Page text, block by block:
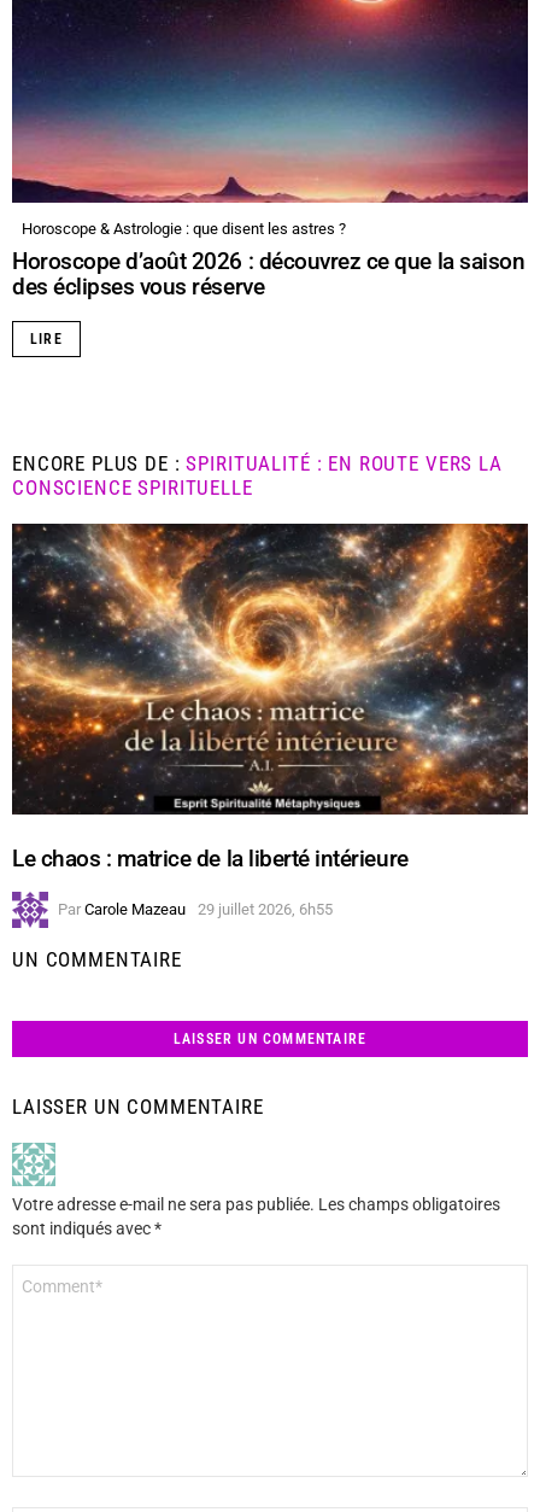
Horoscope & Astrologie : que disent les astres ?
Horoscope d’août 2026 : découvrez ce que la saison
des éclipses vous réserve
LIRE
ENCORE PLUS DE :SPIRITUALITÉ : EN ROUTE VERS LA
CONSCIENCE SPIRITUELLE
Le chaos : matrice de la liberté intérieure
Par Carole Mazeau 29 juillet 2026, 6h55
UN COMMENTAIRE
LAISSER UN COMMENTAIRE
LAISSER UN COMMENTAIRE
Votre adresse e-mail ne sera pas publiée. Les champs obligatoires
sont indiqués avec*